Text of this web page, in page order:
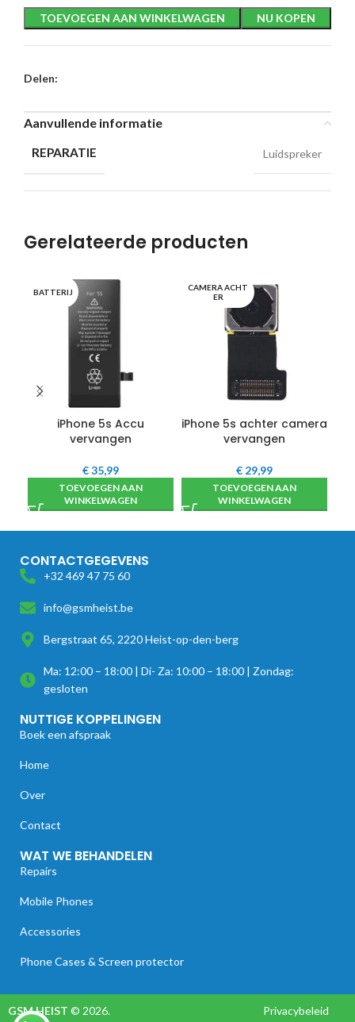
TOEVOEGEN AAN WINKELWAGEN NU KOPEN
Delen:
Aanvullende informatie
REPARATIE Luidspreker
Gerelateerde producten
BATTERIJ
iPhone 5s Accu
vervangen
€35,99
TOEVOEGEN AAN
WINKELWAGEN
CAMERA ACHT
ER
iPhone 5s achter camera
vervangen
€ 29,99
TOEVOEGEN AAN
WINKELWAGEN
CONTACTGEGEVENS
+32 469 47 75 60
info@gsmheist.be
Bergstraat 65, 2220 Heist-op-den-berg
Ma: 12:00 – 18:00 | Di- Za: 10:00 – 18:00 | Zondag:
gesloten
NUTTIGE KOPPELINGEN
Boek een afspraak
Home
Over
Contact
WAT WE BEHANDELEN
Repairs
Mobile Phones
Accessories
Phone Cases & Screen protector
GSM HEIST © 2026.
Privacybeleid